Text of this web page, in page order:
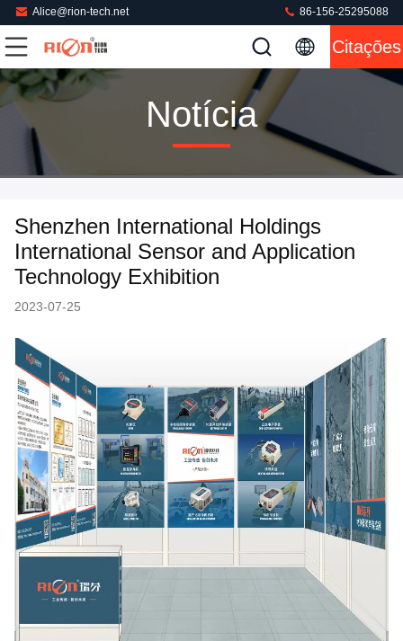
Alice@rion-tech.net 86-156-25295088
Citações
Notícia
Shenzhen International Holdings
International Sensor and Application
Technology Exhibition
2023-07-25